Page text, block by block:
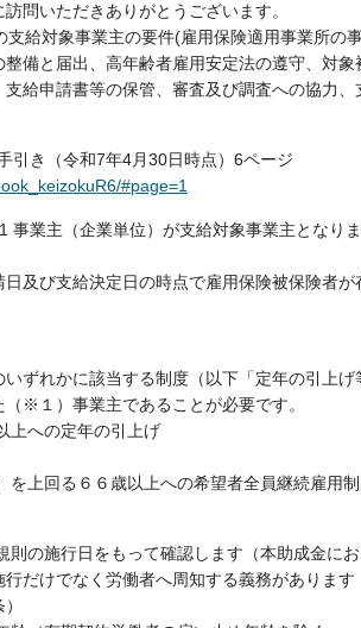
問いただきありがとうございます。
給対象事業主の要件(雇用保険適用事業所の
備と届出、高年齢者雇用安定法の遵守、対象
給申請書等の保管、審査及び調査への協力、
引き（令和7年4月30日時点）6ページ
#page=1
業主（企業単位）が支給対象事業主となりま
及び支給決定日の時点で雇用保険被保険者が
ずれかに該当する制度（以下「定年の引上げ
※１）事業主であることが必要です。
上への定年の引上げ
上回る６６歳以上への希望者全員継続雇用制
の施行日をもって確認します（本助成金に
だけでなく労働者へ周知する義務があります